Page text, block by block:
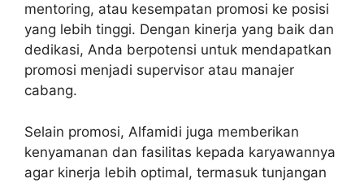
mentoring, atau kesempatan promosi ke posisi
yang lebih tinggi. Dengan kinerja yang baik dan
dedikasi, Anda berpotensi untuk mendapatkan
promosi menjadi supervisor atau manajer
cabang.
Selain promosi, Alfamidi juga memberikan
kenyamanan dan fasilitas kepada karyawannya
agar kinerja lebih optimal, termasuk tunjangan